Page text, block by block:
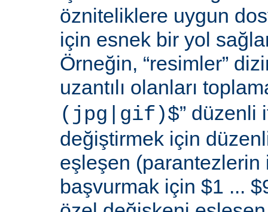
özniteliklere uygun
için esnek bir yol
Örneğin, “resimler”
uzantılı olanları
(jpg|gif)$” düzenli
değiştirmek için
eşleşen (parantezlerin
başvurmak için $1 ...